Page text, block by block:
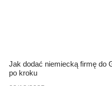
Jak dodać niemiecką firmę do
po kroku